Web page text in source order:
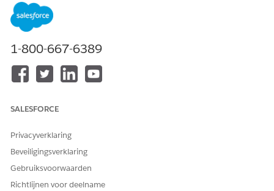
Beschikbaar in:
BENODIGDE GEBRUIKERSMACHTIGINGEN
Recordtypen maken of
wijzigen:
serviceprocesproduct in Productcatalogusbeheer, schakelt u
serviceproces als de instelling Synchronisatie van definitie van
bestaande serviceprocessen in.
Ga vanuit Set-up naar
Geef
Product
op in het vak Snel zoeken en selecteer
1-800-667-6389
SALESFORCE
Privacyverklaring
Beveiligingsverklaring
Gebruiksvoorwaarden
Richtlijnen voor deelname